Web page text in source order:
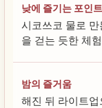
낮에 즐기는 포인트
시코쓰코 물로
을 걷는 듯한 체
밤의 즐거움
해진 뒤 라이트